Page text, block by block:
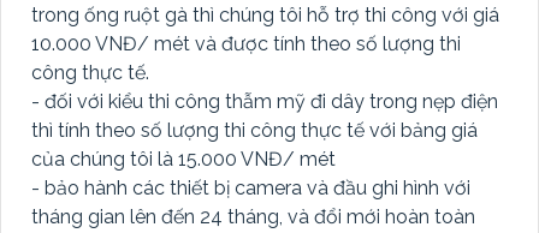
trong ống ruột gà thì chúng tôi hỗ trợ thi công với giá
10.000 VNĐ/ mét và được tính theo số lượng thi
công thực tế.
- đối với kiểu thi công thẫm mỹ đi dây trong nẹp điện
thì tính theo số lượng thi công thực tế với bảng giá
của chúng tôi là 15.000 VNĐ/ mét
- bảo hành các thiết bị camera và đầu ghi hình với
tháng gian lên đến 24 tháng, và đổi mới hoàn toàn